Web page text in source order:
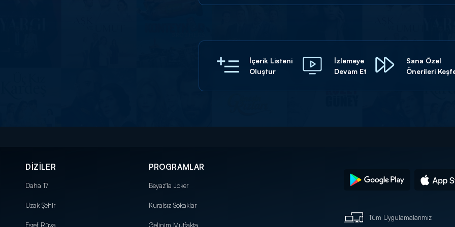
İçerik Listeni
Oluştur
İzlemeye
Devam Et
Sana Özel
Önerileri
DİZİLER
Daha 17
Uzak Şehir
Eşref Rüya
PROGRAMLAR
Beyaz'la Joker
Kuralsız Sokaklar
Gelinim Mutfakta
Tüm Uygulamalarımız